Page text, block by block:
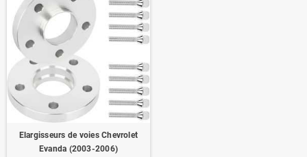
Elargisseurs de voies Chevrolet
Evanda (2003-2006)